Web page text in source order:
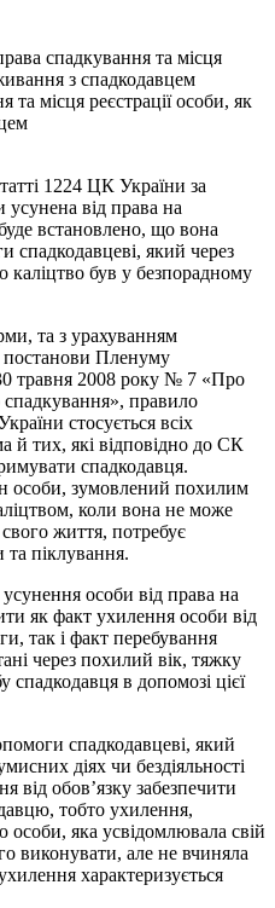
спадкування та місця
з спадкодавцем
та місця реєстрації особи, як
1224 ЦК України за
від права на
встановлено, що вона
спадкодавцеві, який через
каліцтво був у безпорадному
та з урахуванням
постанови Пленуму
травня 2008 року № 7 «Про
правило
стосується всіх
й тих, які відповідно до СК
спадкодавця.
особи, зумовлений похилим
коли вона не може
життя, потребує
та піклування.
особи від права на
як факт ухилення особи від
так і факт перебування
через похилий вік, тяжку
спадкодавця в допомозі цієї
спадкодавцеві, який
діях чи бездіяльності
від обов’язку забезпечити
тобто ухилення,
яка усвідомлювала свій
виконувати, але не вчиняла
характеризується